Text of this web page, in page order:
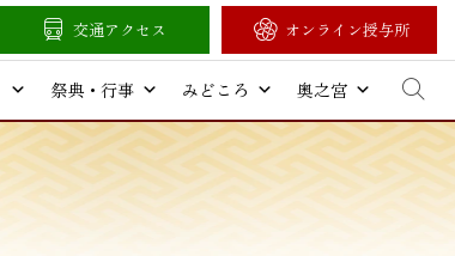
祭典・行事 みどころ 奥之宮
交通アクセス オンライン授与所